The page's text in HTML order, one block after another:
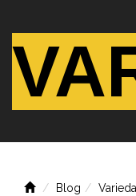
Coberturas
Blog
Solicite um orçamento
Blog